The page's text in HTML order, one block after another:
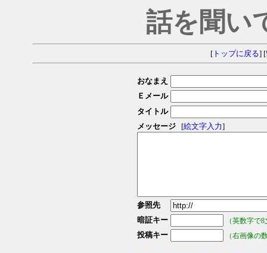
話を聞い
[トップに戻る] [
おなまえ
Ｅメール
タイトル
メッセージ
[絵文字入力]
参照先
暗証キー
（英数字で
投稿キー （右画像の